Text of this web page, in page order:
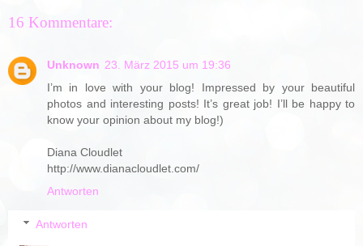
16 Kommentare:
Unknown 23. März 2015 um 19:36
I’m in love with your blog! Impressed by your beautiful
photos and interesting posts! It’s great job! I’ll be happy to
know your opinion about my blog!)
Diana Cloudlet
http://www.dianacloudlet.com/
Antworten
Antworten